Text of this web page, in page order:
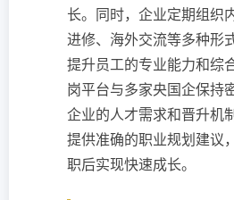
长。同时，企业定期组织
进修、海外交流等多种形
提升员工的专业能力和综
岗平台与多家央国企保持
企业的人才需求和晋升机
提供准确的职业规划建议
职后实现快速成长。